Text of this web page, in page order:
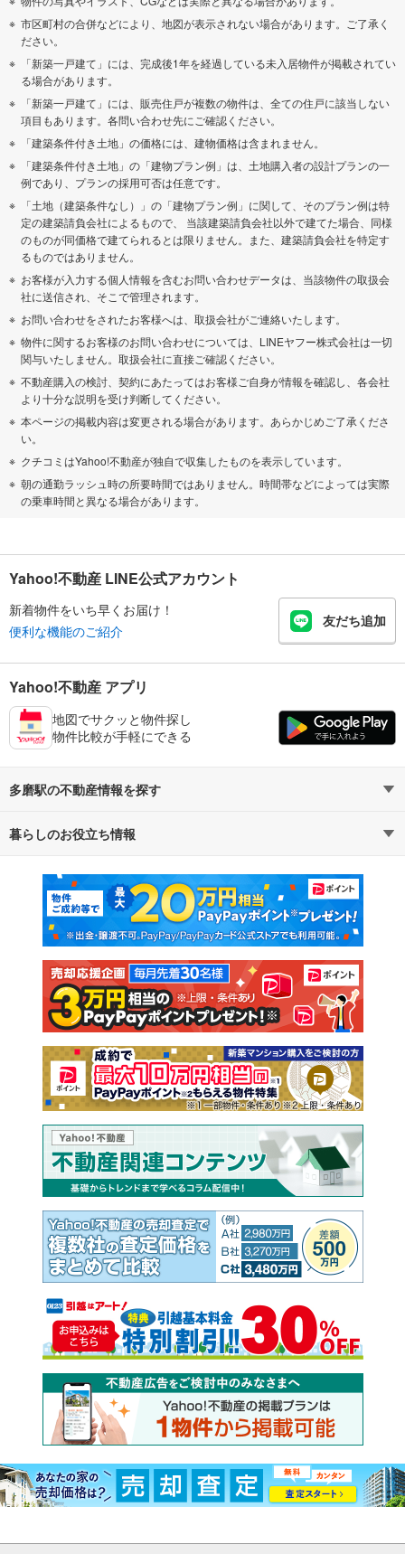
市区町村の合併などにより、地図が表示されない場合があります。ご了承く
ださい。
「新築一戸建て」には、完成後1年を経過している未入居物件が掲載されてい
る場合があります。
「新築一戸建て」には、販売住戸が複数の物件は、全ての住戸に該当しない
項目もあります。各問い合わせ先にご確認ください。
「建築条件付き土地」の価格には、建物価格は含まれません。
「建築条件付き土地」の「建物プラン例」は、土地購入者の設計プランの一
例であり、プランの採用可否は任意です。
「土地（建築条件なし）」の「建物プラン例」に関して、そのプラン例は特
定の建築請負会社によるもので、 当該建築請負会社以外で建てた場合、同様
のものが同価格で建てられるとは限りません。また、建築請負会社を特定す
るものではありません。
お客様が入力する個人情報を含むお問い合わせデータは、当該物件の取扱会
社に送信され、そこで管理されます。
お問い合わせをされたお客様へは、取扱会社がご連絡いたします。
物件に関するお客様のお問い合わせについては、LINEヤフー株式会社は一切
関与いたしません。取扱会社に直接ご確認ください。
不動産購入の検討、契約にあたってはお客様ご自身が情報を確認し、各会社
より十分な説明を受け判断してください。
本ページの掲載内容は変更される場合があります。あらかじめご了承くださ
い。
クチコミはYahoo!不動産が独自で収集したものを表示しています。
朝の通勤ラッシュ時の所要時間ではありません。時間帯などによっては実際
の乗車時間と異なる場合があります。
Yahoo!不動産 LINE公式アカウント
新着物件をいち早くお届け！
便利な機能のご紹介
友だち追加
Yahoo!不動産 アプリ
地図でサクッと物件探し
物件比較が手軽にできる
多磨駅の不動産情報を探す
不動産・住宅
新築マンション 中古マンション
新築一戸建て 中古一戸建て
注文住宅 土地
売却査定
暮らしのお役立ち情報
マンションカタログ 教えて！住まいの先生